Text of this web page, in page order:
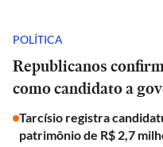
POLÍTICA
Republicanos
como candidato a
Tarcísio registra
patrimônio de R$ 2,7